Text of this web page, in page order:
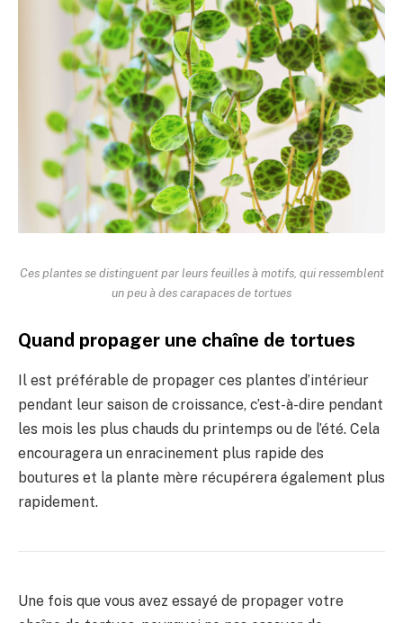
Ces plantes se distinguent par leurs feuilles à motifs, qui ressemblent
un peu à des carapaces de tortues
Quand propager une chaîne de tortues
Il est préférable de propager ces plantes d’intérieur
pendant leur saison de croissance, c’est-à-dire pendant
les mois les plus chauds du printemps ou de l’été. Cela
encouragera un enracinement plus rapide des
boutures et la plante mère récupérera également plus
rapidement.
Une fois que vous avez essayé de propager votre